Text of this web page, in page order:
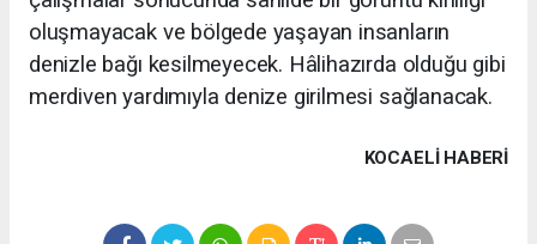
oluşmayacak ve bölgede yaşayan insanların
denizle bağı kesilmeyecek. Hâlihazırda olduğu gibi
merdiven yardımıyla denize girilmesi sağlanacak.
KOCAELI HABERİ